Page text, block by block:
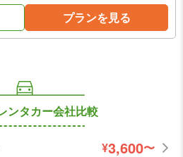
プランを見る
ンタカー会社比較
¥3,600〜